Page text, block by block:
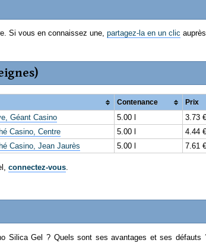
Si vous en connaissez une, partagez-la en un clic
Contenance Prix
Géant Casino 5.00 l 3.73 €
Casino, Centre 5.00 l 4.44 €
Casino, Jean Jaurès 5.00 l 7.61 €
connectez-vous.
Silica Gel ? Quels sont ses avantages et ses défauts